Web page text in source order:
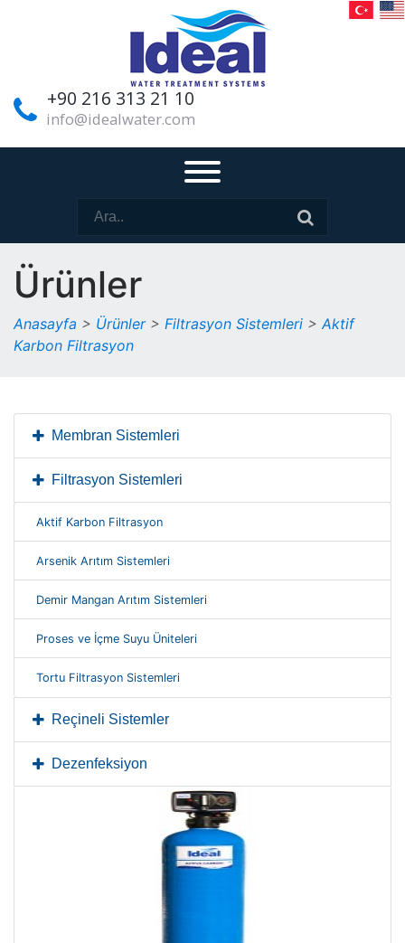
+90 216 313 21 10
info@idealwater.com
Ürünler
Anasayfa > Ürünler> Filtrasyon Sistemleri >Aktif
Karbon Filtrasyon
Membran Sistemleri
Filtrasyon Sistemleri
Aktif Karbon Filtrasyon
Arsenik Arıtım Sistemleri
Demir Mangan Arıtım Sistemleri
Proses ve İçme Suyu Üniteleri
Tortu Filtrasyon Sistemleri
Reçineli Sistemler
Dezenfeksiyon